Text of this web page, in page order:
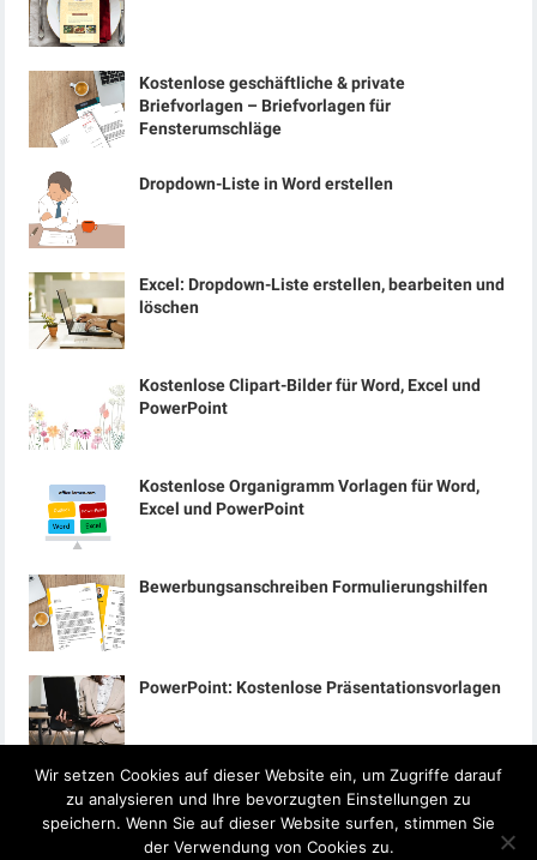
Kostenlose geschäftliche & private
Briefvorlagen – Briefvorlagen für
Fensterumschläge
Dropdown-Liste in Word erstellen
Excel: Dropdown-Liste erstellen, bearbeiten und
löschen
Kostenlose Clipart-Bilder für Word, Excel und
PowerPoint
Kostenlose Organigramm Vorlagen für Word,
Excel und PowerPoint
Bewerbungsanschreiben Formulierungshilfen
PowerPoint: Kostenlose Präsentationsvorlagen
Wir setzen Cookies auf dieser Website ein, um Zugriffe darauf
zu analysieren und Ihre bevorzugten Einstellungen zu
speichern. Wenn Sie auf dieser Website surfen, stimmen Sie
der Verwendung von Cookies zu.